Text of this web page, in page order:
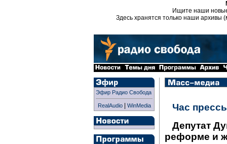
Ищите наши
Здесь хранятся только наши архивы
Эфир Радио Свобода
RealAudio| WinMedia
Час
Депутат
реформе и